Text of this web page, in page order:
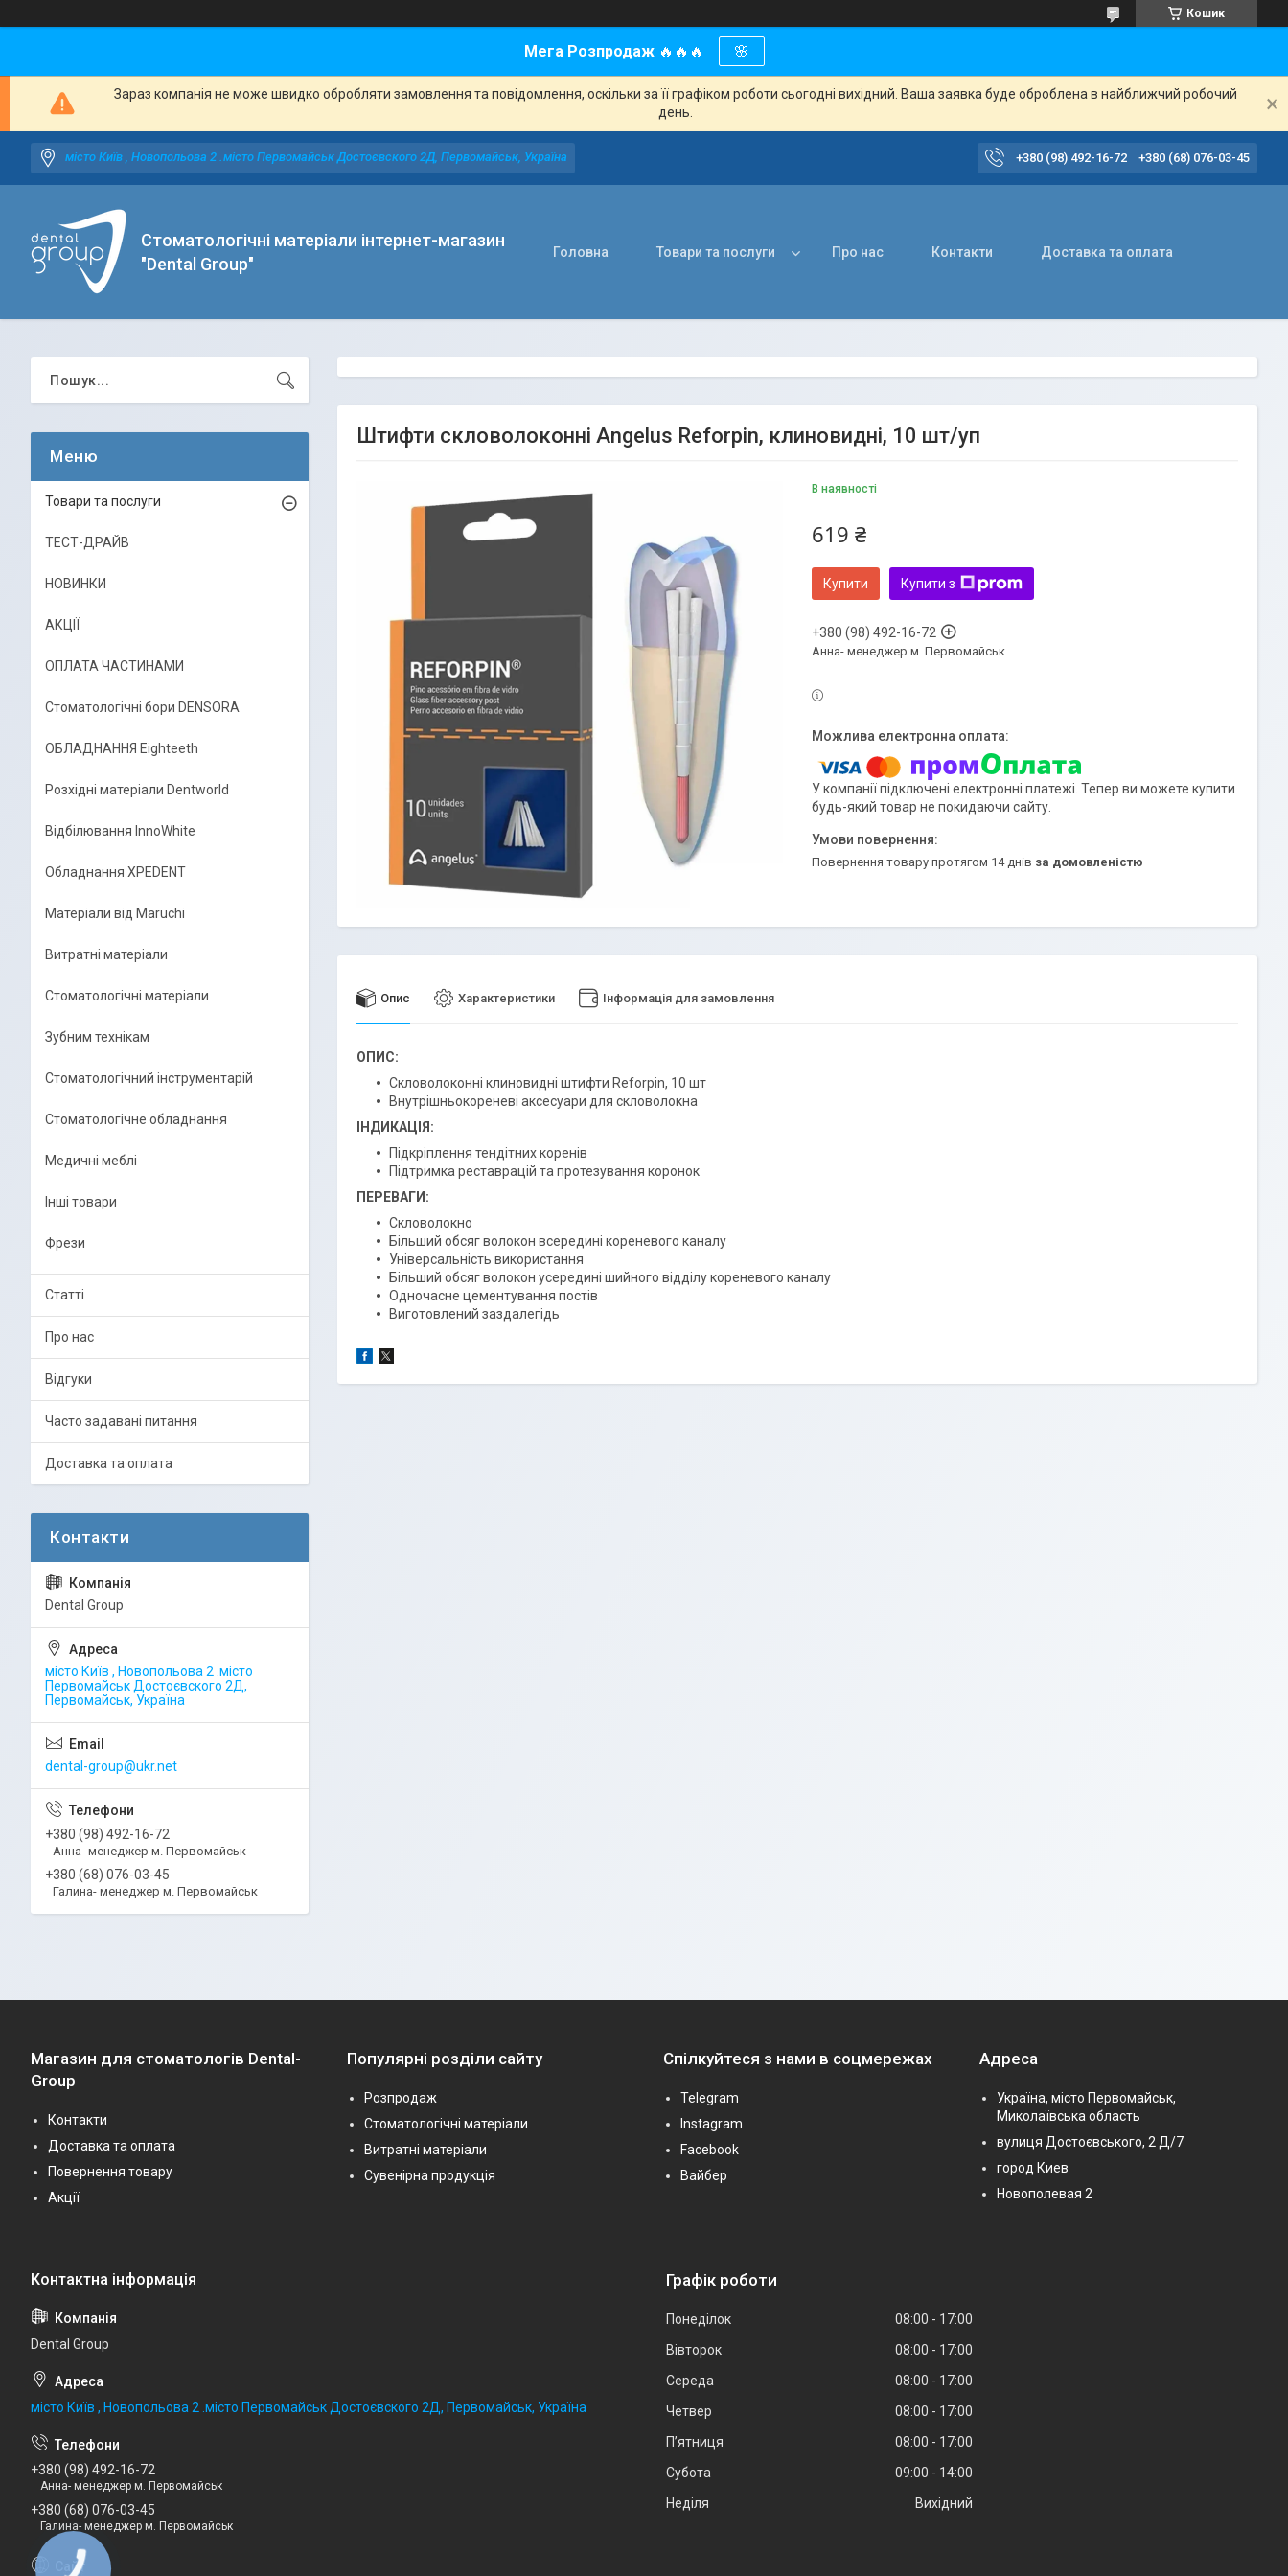
Кошик
Мега Розпродаж 🔥🔥🔥 🌸
Зараз компанія не може швидко обробляти замовлення та повідомлення, оскільки за її графіком роботи сьогодні вихідний. Ваша заявка буде оброблена в найближчий робочий
день.
місто Київ , Новопольова 2 .місто Первомайськ Достоєвского 2Д, Первомайськ, Україна +380 (98) 492-16-72 +380 (68) 076-03-45
Стоматологічні матеріали інтернет-магазин
"Dental Group"
Головна Товари та послуги Про нас Контакти Доставка та оплата
Штифти скловолоконні Angelus Reforpin, клиновидні, 10 шт/уп
В наявності
619 ₴
Купити Купити з
+380 (98) 492-16-72
Анна- менеджер м. Первомайськ
У компанії підключені електронні платежі. Тепер ви можете купити
будь-який товар не покидаючи сайту.
повернення товару протягом 14 днів за домовленістю
Опис Характеристики Інформація для замовлення
ОПИС:
Скловолоконні клиновидні штифти Reforpin, 10 шт
Внутрішньокореневі аксесуари для скловолокна
ІНДИКАЦІЯ:
Підкріплення тендітних коренів
Підтримка реставрацій та протезування коронок
ПЕРЕВАГИ:
Скловолокно
Більший обсяг волокон всередині кореневого каналу
Універсальність використання
Більший обсяг волокон усередині шийного відділу кореневого каналу
Одночасне цементування постів
Виготовлений заздалегідь
Товари та послуги
ТЕСТ-ДРАЙВ
НОВИНКИ
АКЦІЇ
ОПЛАТА ЧАСТИНАМИ
Стоматологічні бори DENSORA
ОБЛАДНАННЯ Eighteeth
Розхідні матеріали Dentworld
Відбілювання InnoWhite
Обладнання XPEDENT
Матеріали від Maruchi
Витратні матеріали
Стоматологічні матеріали
Зубним технікам
Стоматологічний інструментарій
Стоматологічне обладнання
Медичні меблі
Інші товари
Фрези
Статті
Про нас
Відгуки
Часто задавані питання
Доставка та оплата
Dental Group
місто Київ , Новопольова 2 .місто
Первомайськ Достоєвского 2Д,
Первомайськ, Україна
dental-group@ukr.net
+380 (98) 492-16-72
Анна- менеджер м. Первомайськ
+380 (68) 076-03-45
Галина- менеджер м. Первомайськ
Магазин для стоматологів Dental-
Group
Контакти
Доставка та оплата
Повернення товару
Акції
Популярні розділи сайту
Розпродаж
Стоматологічні матеріали
Витратні матеріали
Сувенірна продукція
Спілкуйтеся з нами в соцмережах
Telegram
Instagram
Facebook
Вайбер
Адреса
Україна, місто Первомайськ,
Миколаївська область
вулиця Достоєвського, 2 Д/7
город Киев
Новополевая 2
Dental Group
місто Київ , Новопольова 2 .місто Первомайськ Достоєвского 2Д, Первомайськ, Україна
+380 (98) 492-16-72
Анна- менеджер м. Первомайськ
+380 (68) 076-03-45
Галина- менеджер м. Первомайськ
Графік роботи
Понеділок 08:00
17:00
Вівторок
08:00
17:00
Середа
08:00
17:00
Четвер
08:00
17:00
Пʼятниця
08:00
17:00
Субота
09:00
14:00
Неділя
Вихідний